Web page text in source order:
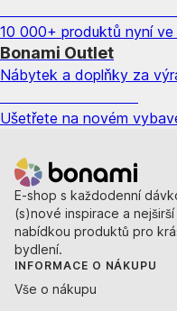
10 000+ produktů nyní
Bonami Outlet
Nábytek a doplňky za
Ušetřete na novém
E-shop s každodenní
(s)nové inspirace a nejširší
nabídkou produktů pro
bydlení.
INFORMACE O NÁKUPU
Vše o nákupu